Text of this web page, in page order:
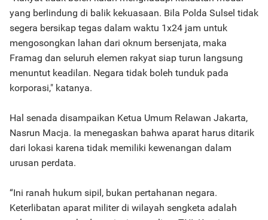
yang berlindung di balik kekuasaan. Bila Polda Sulsel tidak
segera bersikap tegas dalam waktu 1x24 jam untuk
mengosongkan lahan dari oknum bersenjata, maka
Framag dan seluruh elemen rakyat siap turun langsung
menuntut keadilan. Negara tidak boleh tunduk pada
korporasi," katanya.
Hal senada disampaikan Ketua Umum Relawan Jakarta,
Nasrun Macja. Ia menegaskan bahwa aparat harus ditarik
dari lokasi karena tidak memiliki kewenangan dalam
urusan perdata.
“Ini ranah hukum sipil, bukan pertahanan negara.
Keterlibatan aparat militer di wilayah sengketa adalah